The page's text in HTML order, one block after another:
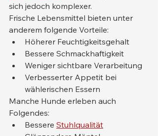
sich jedoch komplexer.
Frische Lebensmittel bieten unter
anderem folgende Vorteile:
Höherer Feuchtigkeitsgehalt
Bessere Schmackhaftigkeit
Weniger sichtbare Verarbeitung
Verbesserter Appetit bei
wählerischen Essern
Manche Hunde erleben auch
Folgendes:
Bessere Stuhlqualität